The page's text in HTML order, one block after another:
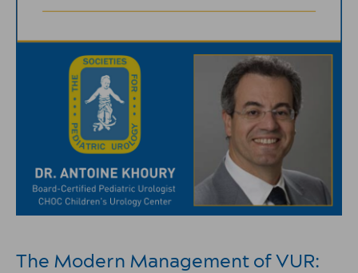
The Modern Management of VUR: